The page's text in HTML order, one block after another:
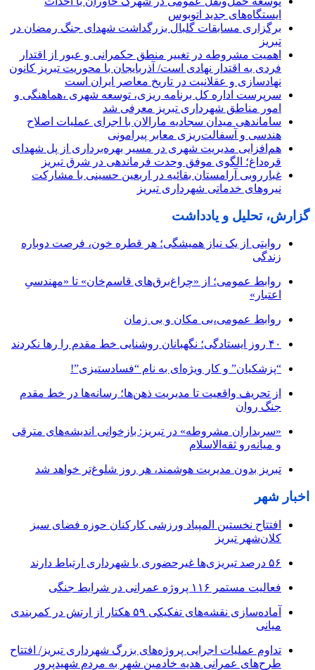
ایستگاه‌های جدید اتوبوس
برگزاری مسابقات گلبال بزرگداشت شهدای جنگ رمضان در
تبریز
اهمیت مشروطه در تغییر منطق حکمرانی و عبور از اقتدار
فردی به اقتدار نهادی است/ آذربایجان با محوریت تبریز کانون
نهادسازی و عقلانیت در تاریخ معاصر ایران است
سرپرست اداره کل برنامه ریزی، توسعه شهری ،هماهنگی و
امور مناطق شهرداری تبریز معرفی شد
ساماندهی میدان سجادیه مارالان با اجرای عملیات اصلاح
هندسی و آسفالت‌ریزی معابر پیرامونی
هم‌افزایی مدیریت شهری در مسیر بهره‌برداری از پل شهدای
قره‌داغ؛ الگوی موفق وحدت فرماندهی در شرق تبریز
غبارروبی آرامستان بقائیه در اربعین حسینی با مشارکت
نیروهای خدماتی شهرداری تبریز
گزارش، تحلیل و یادداشت
روایتی از یک نیاز همیشگی؛ هر قطره خون، فرصت دوباره
زندگی
روابط عمومی؛ از «چراغ‌برق‌های قاسم‌خان» تا «مهندسیِ
اعتبار»
روابط عمومی،بی مکان و بی زمان
۴۰ روز ایستادگی؛ نگهبانان روشنایی خط مقدم را رها نکردند
“پزشکیان” و کار ویژه‌ای به نام “فسادستیزی”!
از تحریف واقعیت تا مدیریت ذهن‌ها؛ رسانه‌ها در خط مقدم
جنگ روان
«سربداران مشروطه» در تبریز: بازخوانی اندیشه‌های مترقی
و میانه‌رو ثقه‌الاسلام
تبریز بدون مدیریت هوشمند، هر روز شلوغ‌تر خواهد شد
اخبار شهر
افتتاح نخستین المپیاد ورزشی کارکنان حوزه فضای سبز
کلان‌شهر تبریز
۵۶ درصد تبریزی‌ها غیرحضوری با شهرداری ارتباط دارند
فعالیت مستمر ۱۱۶ پروژه عمرانی در شرایط جنگی
آماده‌سازی نقشه‌های تفکیکی ۵۹ هکتار از ارتش در کمربندی
میانی
تداوم عملیات اجرایی پروژه‌های بزرگ شهرداری تبریز/ افتتاح
طرح‌های عمرانی هدیه خادمین شهر به مردم شهیدپرور